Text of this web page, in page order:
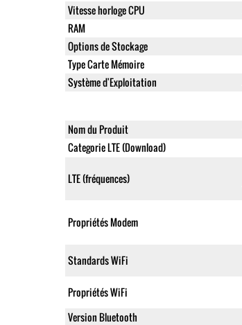
Vitesse horloge CPU
RAM
Options de Stockage
Type Carte Mémoire
Système d'Exploitation
Nom du Produit
Categorie LTE (Download)
LTE (fréquences)
Propriétés Modem
Standards WiFi
Propriétés WiFi
Version Bluetooth